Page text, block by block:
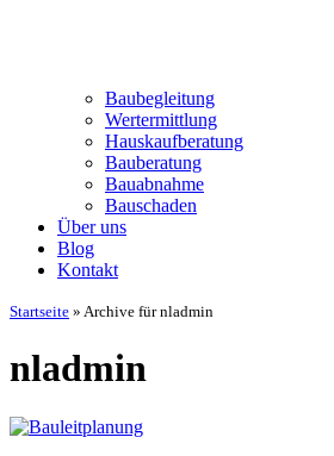
Baubegleitung
Wertermittlung
Hauskaufberatung
Bauberatung
Bauabnahme
Bauschaden
Über uns
Blog
Kontakt
Startseite » Archive für nladmin
nladmin